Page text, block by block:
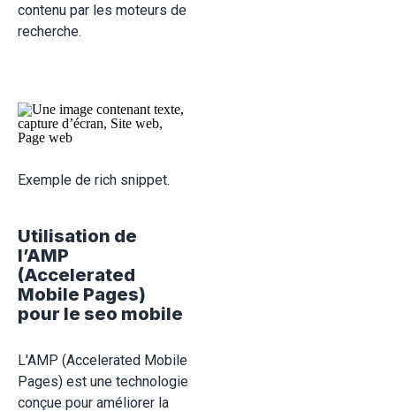
contenu par les moteurs de
recherche.
Exemple de rich snippet.
Utilisation de
l’AMP
(Accelerated
Mobile Pages)
pour le seo mobile
L'AMP (Accelerated Mobile
Pages) est une technologie
conçue pour améliorer la